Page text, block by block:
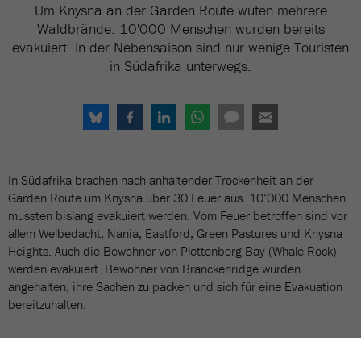
Um Knysna an der Garden Route wüten mehrere
Waldbrände. 10'000 Menschen wurden bereits
evakuiert. In der Nebensaison sind nur wenige Touristen
in Südafrika unterwegs.
In Südafrika brachen nach anhaltender Trockenheit an der
Garden Route um Knysna über 30 Feuer aus. 10‘000 Menschen
mussten bislang evakuiert werden. Vom Feuer betroffen sind vor
allem Welbedacht, Nania, Eastford, Green Pastures und Knysna
Heights. Auch die Bewohner von Plettenberg Bay (Whale Rock)
werden evakuiert. Bewohner von Branckenridge wurden
angehalten, ihre Sachen zu packen und sich für eine Evakuation
bereitzuhalten.